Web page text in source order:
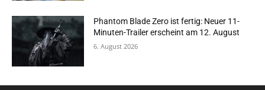
Phantom Blade Zero ist fertig: Neuer 11-
Minuten-Trailer erscheint am 12. August
6. August 2026